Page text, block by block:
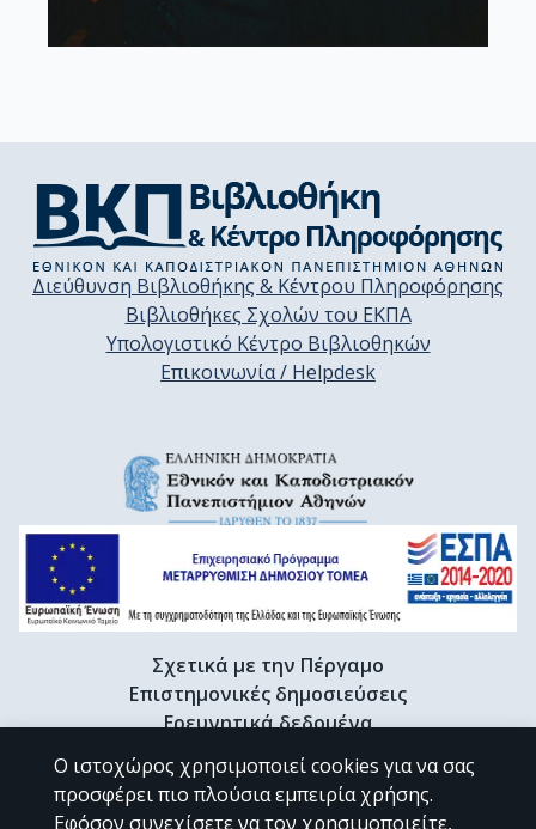
Διεύθυνση Βιβλιοθήκης & Κέντρου Πληροφόρησης
Βιβλιοθήκες Σχολών του ΕΚΠΑ
Υπολογιστικό Κέντρο Βιβλιοθηκών
Επικοινωνία / Helpdesk
Σχετικά με την Πέργαμο
Επιστημονικές δημοσιεύσεις
Ερευνητικά δεδομένα
Διδακτορικές διατριβές & Γκρίζα βιβλιογραφία
Προφίλ Ερευνητή
Ο ιστοχώρος χρησιμοποιεί cookies για να σας
προσφέρει πιο πλούσια εμπειρία χρήσης.
Εφόσον συνεχίσετε να τον χρησιμοποιείτε,